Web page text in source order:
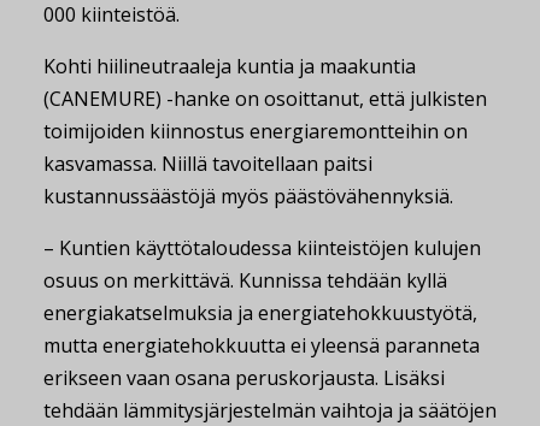
000 kiinteistöä.
Kohti hiilineutraaleja kuntia ja maakuntia
(CANEMURE) -hanke on osoittanut, että julkisten
toimijoiden kiinnostus energiaremontteihin on
kasvamassa. Niillä tavoitellaan paitsi
kustannussäästöjä myös päästövähennyksiä.
– Kuntien käyttötaloudessa kiinteistöjen kulujen
osuus on merkittävä. Kunnissa tehdään kyllä
energiakatselmuksia ja energiatehokkuustyötä,
mutta energiatehokkuutta ei yleensä paranneta
erikseen vaan osana peruskorjausta. Lisäksi
tehdään lämmitysjärjestelmän vaihtoja ja säätöjen